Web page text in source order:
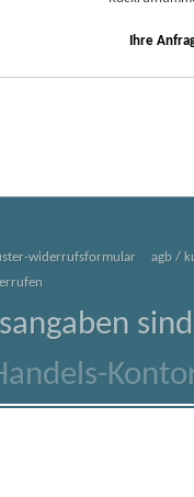
Ihre
widerrufsformular
agb /